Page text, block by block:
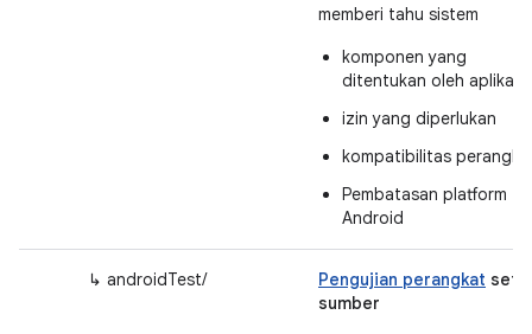
memberi tahu sistem
komponen yang
ditentukan oleh aplikasi
izin yang diperlukan
kompatibilitas
Pembatasan platform
Android
↳ androidTest/ Pengujian perangkat set
sumber